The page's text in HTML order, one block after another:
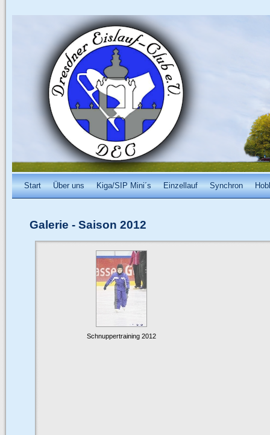
Start Über uns Kiga/SIP Mini´s Einzellauf Synchron
Galerie - Saison 2012
Schnuppertraining 2012